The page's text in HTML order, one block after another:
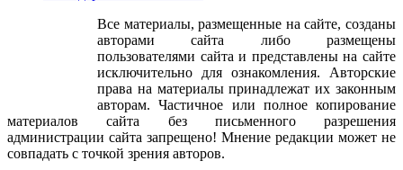
грибов,Вот мука для пирогов,Вот капуста, вот
картошка,Спелых яблочек немножко!Всех ребяток угощу
Зиме место уступлю!Осень угощает ребят своими дарами.
Ребята приглашают осень на праздничное чаепитие.
Все материалы, размещенные на сайте, созданы
авторами сайта либо размещены
пользователями сайта и представлены на сайте
исключительно для ознакомления. Авторские
права на материалы принадлежат их законным
авторам. Частичное или полное копирование
материалов сайта без письменного разрешения
администрации сайта запрещено! Мнение редакции может не
совпадать с точкой зрения авторов.